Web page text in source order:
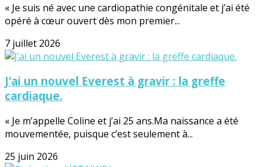
« Je suis né avec une cardiopathie congénitale et j’ai été
opéré à cœur ouvert dès mon premier...
7 juillet 2026
J’ai un nouvel Everest à gravir : la greffe
cardiaque.
« Je m’appelle Coline et j’ai 25 ans.Ma naissance a été
mouvementée, puisque c’est seulement à...
25 juin 2026